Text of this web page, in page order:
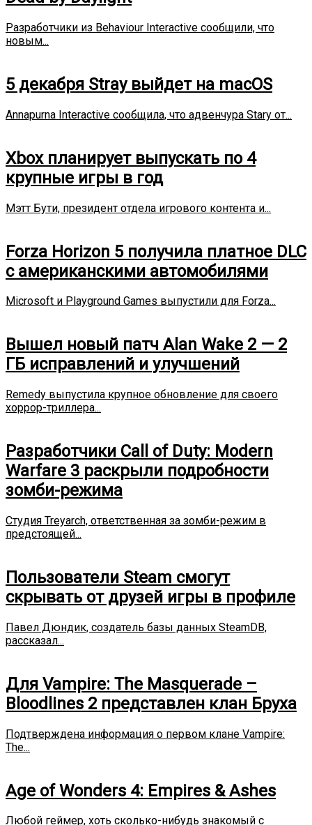
Разработчики из Behaviour Interactive сообщили, что
новым...
5 декабря Stray выйдет на macOS
Annapurna Interactive сообщила, что адвенчура Stary от...
Xbox планирует выпускать по 4
крупные игры в год
Мэтт Бути, президент отдела игрового контента и...
Forza Horizon 5 получила платное DLC
с американскими автомобилями
Microsoft и Playground Games выпустили для Forza...
Вышел новый патч Alan Wake 2 — 2
ГБ исправлений и улучшений
Remedy выпустила крупное обновление для своего
хоррор-триллера...
Разработчики Call of Duty: Modern
Warfare 3 раскрыли подробности
зомби-режима
Студия Treyarch, ответственная за зомби-режим в
предстоящей...
Пользователи Steam смогут
скрывать от друзей игры в профиле
Павел Дюндик, создатель базы данных SteamDB,
рассказал...
Для Vampire: The Masquerade –
Bloodlines 2 представлен клан Бруха
Подтверждена информация о первом клане Vampire:
The...
Age of Wonders 4: Empires & Ashes
Любой геймер, хоть сколько-нибудь знакомый с